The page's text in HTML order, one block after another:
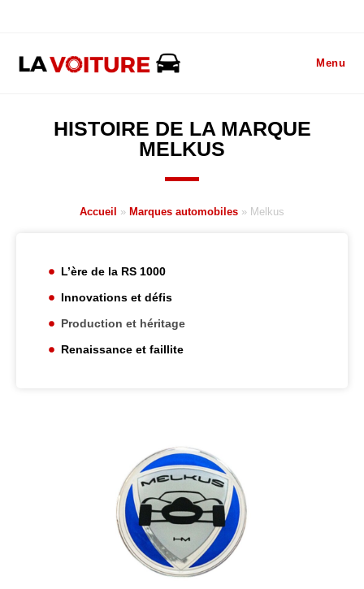
Menu
HISTOIRE DE LA MARQUE
MELKUS
Accueil » Marques automobiles » Melkus
L’ère de la RS 1000
Innovations et défis
Production et héritage
Renaissance et faillite